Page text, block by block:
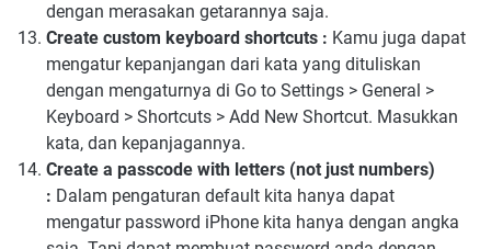
dengan merasakan getarannya saja.
Create custom keyboard shortcuts : Kamu juga dapat
mengatur kepanjangan dari kata yang dituliskan
dengan mengaturnya di Go to Settings > General >
Keyboard > Shortcuts > Add New Shortcut. Masukkan
kata, dan kepanjagannya.
Create a passcode with letters (not just numbers)
: Dalam pengaturan default kita hanya dapat
mengatur password iPhone kita hanya dengan angka